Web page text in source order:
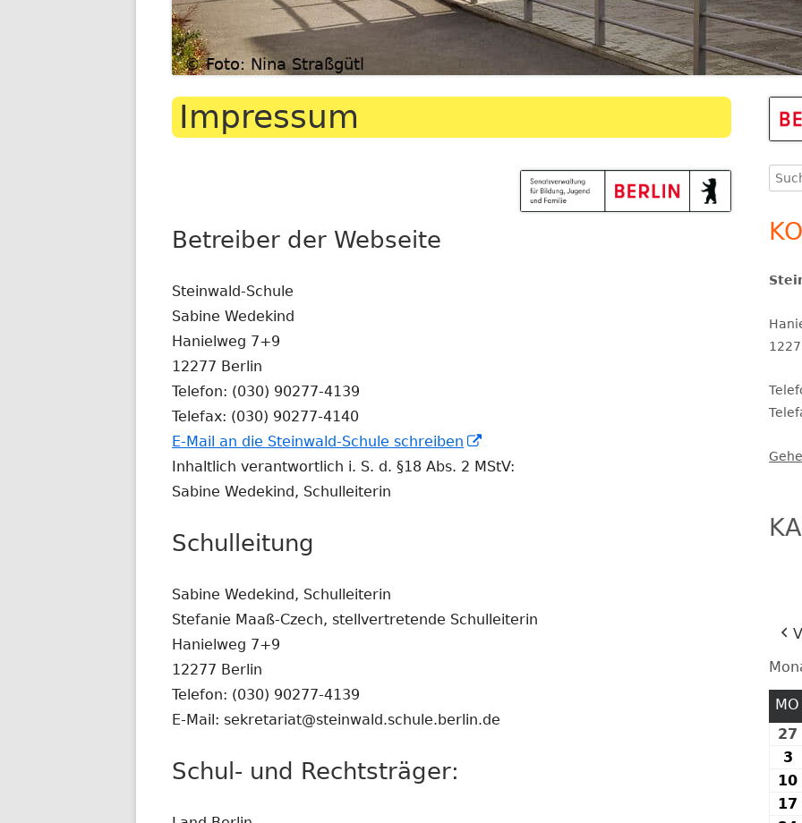
SCHULSOZIALARBEIT
ERGÄNZENDE BETREUUNG
KINDERSCHUTZ
Impressum
Betreiber der Webseite
Steinwald-Schule
Sabine Wedekind
Hanielweg 7+9
12277 Berlin
Telefon: (030) 90277-4139
Telefax: (030) 90277-4140
E-Mail an die Steinwald-Schule schreiben
in
Inhaltlich verantwortlich i. S. d. §18 Abs. 2 MStV:
Sabine Wedekind, Schulleiterin
Schulleitung
Sabine Wedekind, Schulleiterin
Stefanie Maaß-Czech, stellvertretende Schulleiterin
Hanielweg 7+9
12277 Berlin
Telefon: (030) 90277-4139
E-Mail: sekretariat@steinwald.schule.berlin.de
Schul- und Rechtsträger:
MO
27
3
10
17